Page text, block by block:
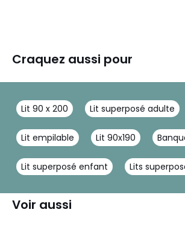
Craquez aussi pour
Lit 90 x 200 Lit superposé adulte
Lit empilable Lit 90x190
Lit superposé enfant Lits
Voir aussi